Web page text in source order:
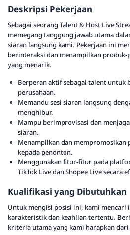
Deskripsi Pekerjaan
Sebagai seorang Talent & Host Live
memegang tanggung jawab utama
siaran langsung kami. Pekerjaan ini
berinteraksi dan menampilkan produk-
yang menarik.
Berperan aktif sebagai talent untuk
perusahaan.
Memandu sesi siaran langsung
menghibur.
Mampu berimprovisasi dan
siaran.
Menampilkan dan mempromosikan
kepada penonton.
Menggunakan fitur-fitur pada
TikTok Live dan Shopee Live secara
Kualifikasi yang Dibutuhkan
Untuk mengisi posisi ini, kami
karakteristik dan keahlian tertentu.
kriteria utama yang kami harapkan dari